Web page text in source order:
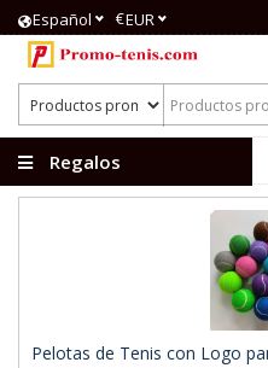
Español €EUR
Regalos
Pelotas de Tenis con Logo